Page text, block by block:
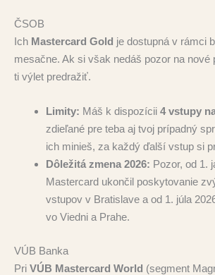
ČSOB
Ich Mastercard Gold je dostupná v rámci
mesačne. Ak si však nedáš pozor na nové
ti výlet predražiť.
Limity: Máš k dispozícii 4 vstupy
zdieľané pre teba aj tvoj prípadný
ich minieš, za každý ďalší vstup si
Dôležitá zmena 2026: Pozor, od 1.
Mastercard ukončil poskytovanie
vstupov v Bratislave a od 1. júla
vo Viedni a Prahe.
VÚB Banka
Pri VÚB Mastercard World (segment